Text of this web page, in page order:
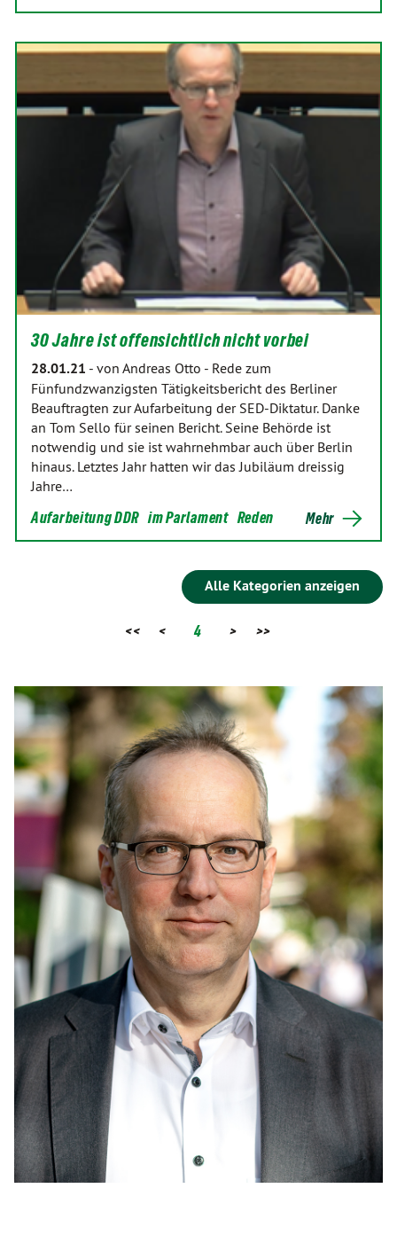
30 Jahre ist offensichtlich nicht vorbei
28.01.21 - von Andreas Otto - Rede zum
Fünfundzwanzigsten Tätigkeitsbericht des Berliner
Beauftragten zur Aufarbeitung der SED-Diktatur. Danke
an Tom Sello für seinen Bericht. Seine Behörde ist
notwendig und sie ist wahrnehmbar auch über Berlin
hinaus. Letztes Jahr hatten wir das Jubiläum dreissig
Jahre…
Aufarbeitung DDR im Parlament Reden Mehr
Alle Kategorien anzeigen
<< < 4 > >>